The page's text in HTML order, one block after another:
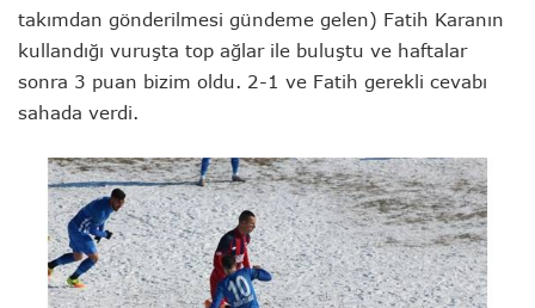
takımdan gönderilmesi gündeme gelen) Fatih Karanın
kullandığı vuruşta top ağlar ile buluştu ve haftalar
sonra 3 puan bizim oldu. 2-1 ve Fatih gerekli cevabı
sahada verdi.